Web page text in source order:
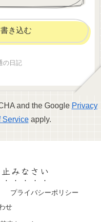
き込む
の日記
and the Google Privacy
Serviceapply.
みなさい
プライバシーポリシー
せ